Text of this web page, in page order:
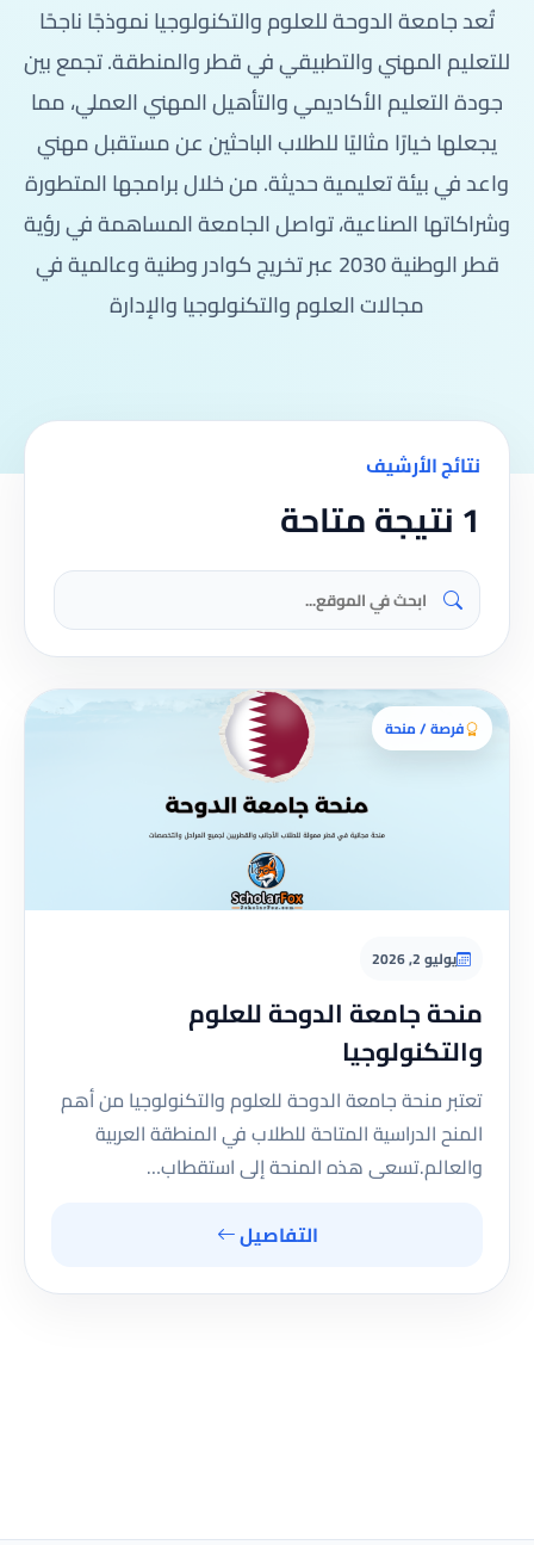
تُعد جامعة الدوحة للعلوم والتكنولوجيا نموذجًا ناجحًا
للتعليم المهني والتطبيقي في قطر والمنطقة. تجمع بين
جودة التعليم الأكاديمي والتأهيل المهني العملي، مما
يجعلها خيارًا مثاليًا للطلاب الباحثين عن مستقبل مهني
واعد في بيئة تعليمية حديثة. من خلال برامجها المتطورة
وشراكاتها الصناعية، تواصل الجامعة المساهمة في رؤية
قطر الوطنية 2030 عبر تخريج كوادر وطنية وعالمية في
مجالات العلوم والتكنولوجيا والإدارة
نتائج الأرشيف
1 نتيجة متاحة
فرصة / منحة
يوليو 2, 2026
منحة جامعة الدوحة للعلوم
والتكنولوجيا
تعتبر منحة جامعة الدوحة للعلوم والتكنولوجيا من أهم
المنح الدراسية المتاحة للطلاب في المنطقة العربية
والعالم.تسعى هذه المنحة إلى استقطاب…
التفاصيل